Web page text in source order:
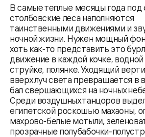
В самые теплые месяцы года под
столбовские леса наполняются
таинственными движениями и
ночной жизни. Нужен мощный
хоть как-то представить это
движение в каждой кочке,
струйке, полянке. Уходящий
вверх луч света превращается в
бал свершающихся на ночных
Среди воздушных танцоров
египетской роскошью махаоны,
махрово-белые мотыли,
прозрачные полубабочки-